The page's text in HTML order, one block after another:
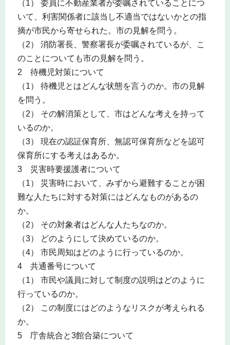
（1） 委員に不動産業者が委嘱されていることにつ
いて、利害関係者に該当し不適当ではないかとの指
摘が市民から寄せられた。市の見解を問う。
（2） 消防署長、警察署長が委嘱されているが、こ
のことについても市の見解を問う。
2 待機児対策について
（1） 待機児とはどんな状態を言うのか。市の見解
を問う。
（2） その解消策として、市はどんな考えを持って
いるのか。
（3） 現在の認証保育所、無認可保育所などを認可
保育所にする考えはあるか。
3 災害時要援護者について
（1） 災害時において、みずから避難することが困
難な人たちに対する対策にはどんなものがあるの
か。
（2） その対象者はどんな人たちなのか。
（3） どのようにして決めているのか。
（4） 市民周知はどのように行っているのか。
4 共通番号について
（1） 市民や議員に対して制度の説明はどのように
行っているのか。
（2） この制度にはどのようなリスクが考えられる
か。
5 庁舎統合と3館合築について